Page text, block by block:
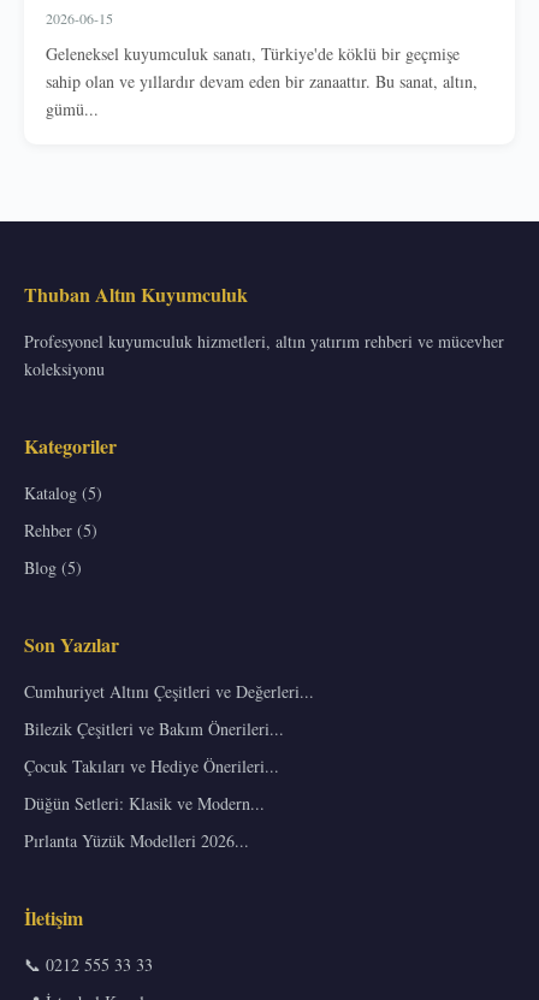
2026-06-15
Geleneksel kuyumculuk sanatı, Türkiye'de köklü bir geçmişe
sahip olan ve yıllardır devam eden bir zanaattır. Bu sanat, altın,
gümü...
Thuban Altın Kuyumculuk
Profesyonel kuyumculuk hizmetleri, altın yatırım rehberi ve mücevher
koleksiyonu
Kategoriler
Katalog (5)
Rehber (5)
Blog (5)
Son Yazılar
Cumhuriyet Altını Çeşitleri ve Değerleri...
Bilezik Çeşitleri ve Bakım Önerileri...
Çocuk Takıları ve Hediye Önerileri...
Düğün Setleri: Klasik ve Modern...
Pırlanta Yüzük Modelleri 2026...
İletişim
📞 0212 555 33 33